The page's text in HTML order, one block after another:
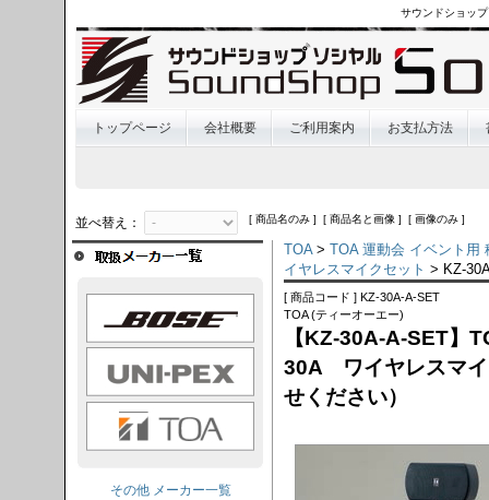
サウンドショッ
トップページ 会社概要 ご利用案内 お支払方法
並べ替え： [ 商品名のみ ] [ 商品名と画像 ] [ 画像のみ ]
TOA> TOA 運動会 イベント用
イヤレスマイクセット > KZ-
[ 商品コード ] KZ-30A-A-SET
TOA (ティーオーエー)
【KZ-30A-A-SET】
30A ワイヤレスマイ
せください）
その他 メーカー一覧